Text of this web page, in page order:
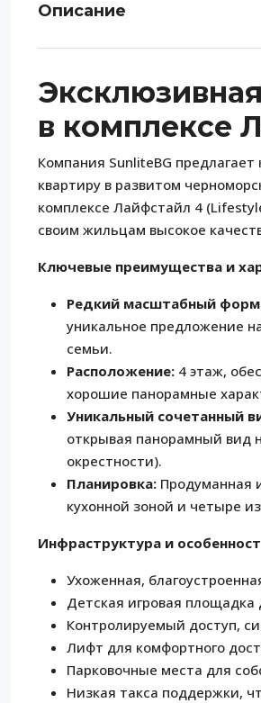
Описание
в комплексе
Компания SunliteBG
квартиру в развитом
комплексе Лайфстайл 4
своим жильцам высокое
Ключевые преимущества и
Редкий масштабный
уникальное предложение
семьи.
Расположение: 4 этаж,
хорошие панорамные
Уникальный сочетанный
открывая панорамный вид
окрестности).
Планировка: Продуманная
кухонной зоной и четыре
Инфраструктура и
Ухоженная,
Детская игровая площадка
Контролируемый доступ,
Лифт для комфортного
Парковочные места для
Низкая такса поддержки,